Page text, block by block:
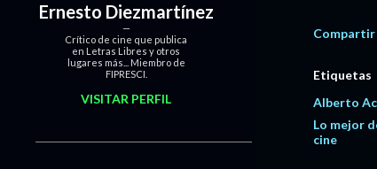
Compartir
Etiquetas
Alberto
Lo mejor
cine
Ernesto Diezmartínez
Crítico de cine que publica
en Letras Libres y otros
lugares más... Miembro de
FIPRESCI.
VISITAR PERFIL